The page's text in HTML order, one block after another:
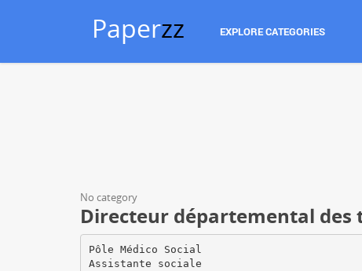
Paperzz EXPLORE CATEGORIES
No category
Directeur départemental des
Pôle Médico Social
Assistante sociale